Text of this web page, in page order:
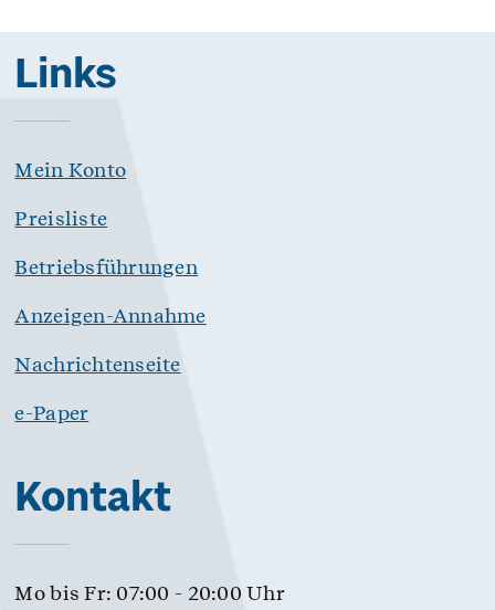
Links
Mein Konto
Preisliste
Betriebsführungen
Anzeigen-Annahme
Nachrichtenseite
e-Paper
Kontakt
Mo bis Fr: 07:00 - 20:00 Uhr